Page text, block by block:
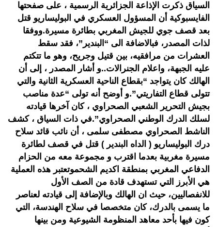
السياق ذكرت الإذاعة الجزائرية الرسمية ، على صفحتها
الفايسبوكية أن المسؤول العسكري في البوليساريو قتل
بعد قصف جوي للجيش المغربي بطائرة مسيرة.ووفقا
لذات المصدر، فبالاضافة الى “البندير”، فقد سقط
العشرات من مرافقيه، بين قتيل وجريح، وهو ما تتكتم
عليه الجبهة، واعلام الجنرالات..و أشار المصدر ، إلى أن
الهالك كان يتواجد “بقطاع الناحية العسكرية الثانية والتي
تتولى قطاع التفاريتي”.و أوضح أنه تولى “عدة مناصب
بجيش التحرير الشعبي الصحراوي ، كان آخرها قيادته
لسلك الدرك الوطني الصحراوي”.في ذات السياق ، كشف
الناشط الصحراوي مصطفى سلمى ، أن نائب قائد سلاح
درك البوليساريو ( الداه البندير ) قتل في قصف لطائرة
مسيرة مغربية بعدما اقترب و مجموعة معه من الحزام
الدفاعي المغربي بمنطقة اكديم الشحموتعتبر هذه العملية
هي الأبرز التي تستهدف قادة من الصف الأول
للانفصاليين، حيث ان الهالك وبالإضافة إلى قيادته لعناصر
ما يسمى بالدرك، كان متخصصا في سلاح الهندسة، التي
كون فيها بأحد معاهد المنظومة الشيوعية ومن بينها